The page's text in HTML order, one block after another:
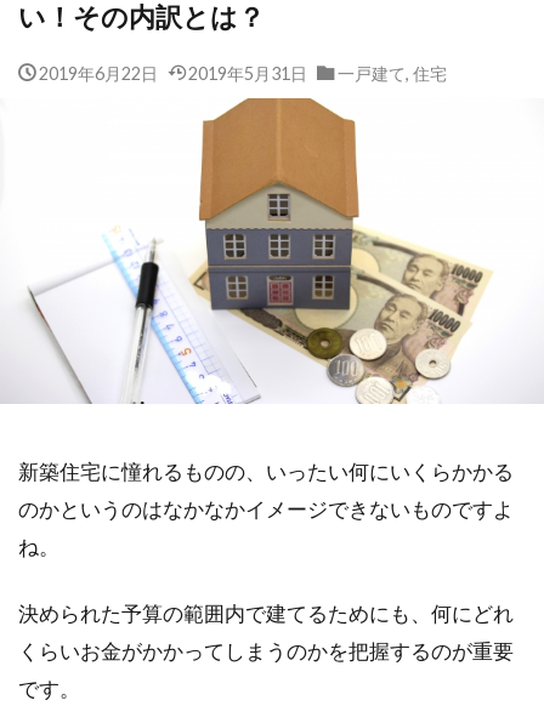
い！その内訳とは？
2019年6月22日 2019年5月31日 一戸建て, 住宅
新築住宅に憧れるものの、いったい何にいくらかかる
のかというのはなかなかイメージできないものですよ
ね。
決められた予算の範囲内で建てるためにも、何にどれ
くらいお金がかかってしまうのかを把握するのが重要
です。